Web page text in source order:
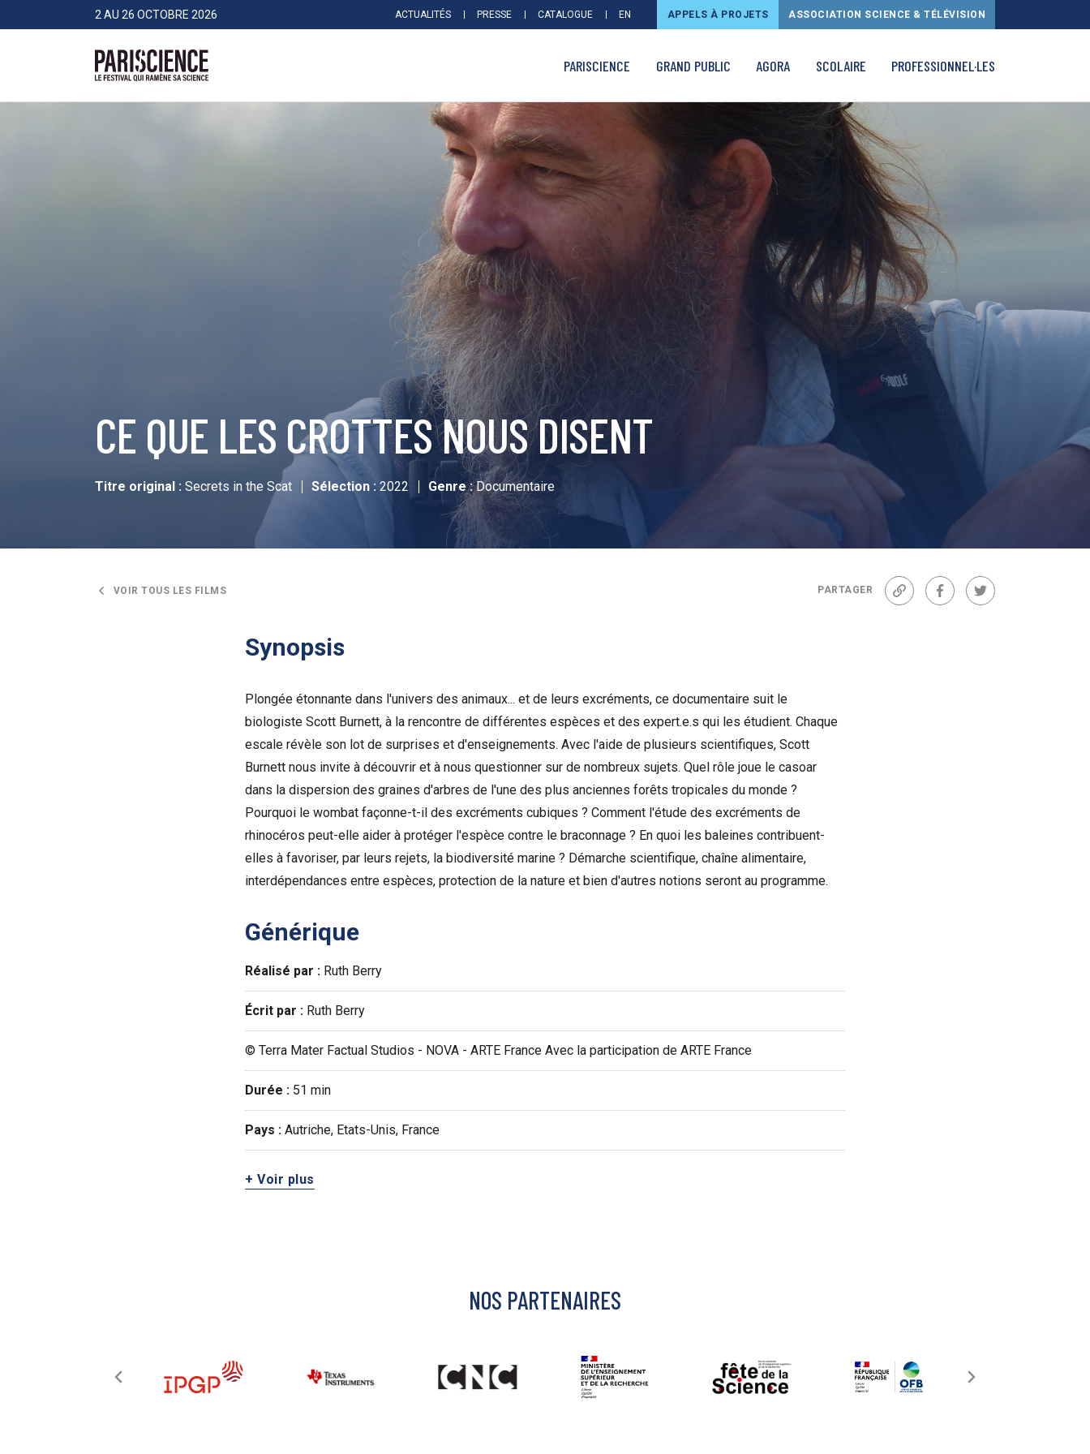
>Aller au contenu2 AU 26 OCTOBRE 2026 ACTUALITÉS PRESSE CATALOGUE EN APPELS À PROJETS ASSOCIATION SCIENCE & TÉLÉVISION
PARISCIENCE GRAND PUBLIC AGORA SCOLAIRE PROFESSIONNEL·LES
CE QUE LES CROTTES NOUS DISENT
Titre original : Secrets in the Scat Sélection : 2022 Genre :Documentaire
VOIR TOUS LES FILMS PARTAGER
Lien FacebookTwitter
Synopsis
Plongée étonnante dans l'univers des animaux... et de leurs excréments, ce documentaire suit le
biologiste Scott Burnett, à la rencontre de différentes espèces et des expert.e.s qui les étudient. Chaque
escale révèle son lot de surprises et d'enseignements. Avec l'aide de plusieurs scientifiques, Scott
Burnett nous invite à découvrir et à nous questionner sur de nombreux sujets. Quel rôle joue le casoar
dans la dispersion des graines d'arbres de l'une des plus anciennes forêts tropicales du monde ?
Pourquoi le wombat façonne-t-il des excréments cubiques ? Comment l'étude des excréments de
rhinocéros peut-elle aider à protéger l'espèce contre le braconnage ? En quoi les baleines contribuent-
elles à favoriser, par leurs rejets, la biodiversité marine ? Démarche scientifique, chaîne alimentaire,
interdépendances entre espèces, protection de la nature et bien d'autres notions seront au programme.
Générique
Réalisé par : Ruth Berry
Écrit par : Ruth Berry
© Terra Mater Factual Studios - NOVA - ARTE France Avec la participation de ARTE France
Durée : 51 min
Pays : Autriche, Etats-Unis, France
+ Voir plus
NOS PARTENAIRES
Panneau de gestion des cookies